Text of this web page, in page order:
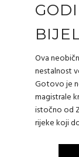
Ova
nestalnost
Gotovo je
magistrale
istočno od
rijeke koji